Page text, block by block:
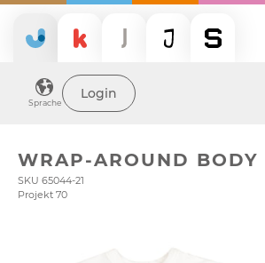
Sprache
Login
WRAP-AROUND BODY
SKU 65044-21
Projekt 70